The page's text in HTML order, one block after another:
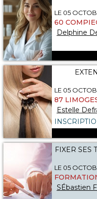
LE 05
60
Delphine
LE 05
87
Estelle
FIXER SES
LE 05
SÉbastien